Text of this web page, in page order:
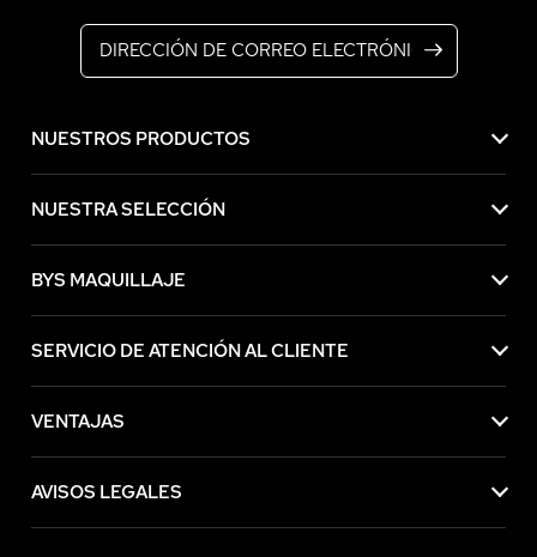
NUESTROS PRODUCTOS
NUESTRA SELECCIÓN
BYS MAQUILLAJE
SERVICIO DE ATENCIÓN AL CLIENTE
VENTAJAS
AVISOS LEGALES